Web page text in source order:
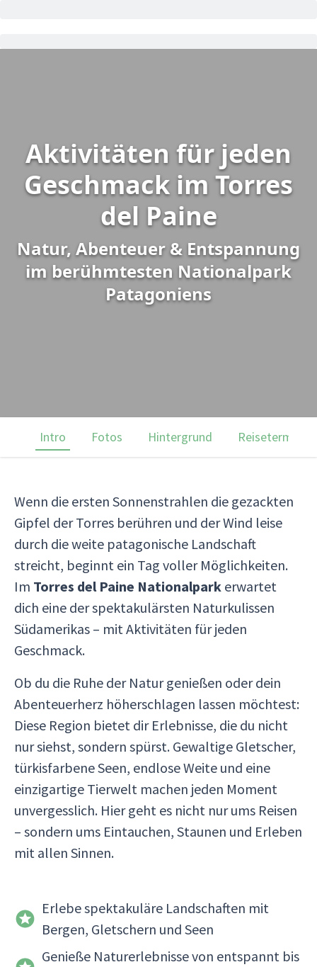
Aktivitäten für jeden
Geschmack im Torres
del Paine
Natur, Abenteuer & Entspannung
im berühmtesten Nationalpark
Patagoniens
Intro Fotos Hintergrund Reisetermine
Wenn die ersten Sonnenstrahlen die gezackten
Gipfel der Torres berühren und der Wind leise
durch die weite patagonische Landschaft
streicht, beginnt ein Tag voller Möglichkeiten.
Im Torres del Paine Nationalpark erwartet
dich eine der spektakulärsten Naturkulissen
Südamerikas – mit Aktivitäten für jeden
Geschmack.
Ob du die Ruhe der Natur genießen oder dein
Abenteuerherz höherschlagen lassen möchtest:
Diese Region bietet dir Erlebnisse, die du nicht
nur siehst, sondern spürst. Gewaltige Gletscher,
türkisfarbene Seen, endlose Weite und eine
einzigartige Tierwelt machen jeden Moment
unvergesslich. Hier geht es nicht nur ums Reisen
– sondern ums Eintauchen, Staunen und Erleben
mit allen Sinnen.
Erlebe spektakuläre Landschaften mit
Bergen, Gletschern und Seen
Genieße Naturerlebnisse von entspannt bis